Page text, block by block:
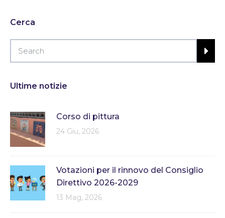
Cerca
Ultime notizie
Corso di pittura
24 Giu, 2026
Votazioni per il rinnovo del Consiglio
Direttivo 2026-2029
13 Mag, 2026